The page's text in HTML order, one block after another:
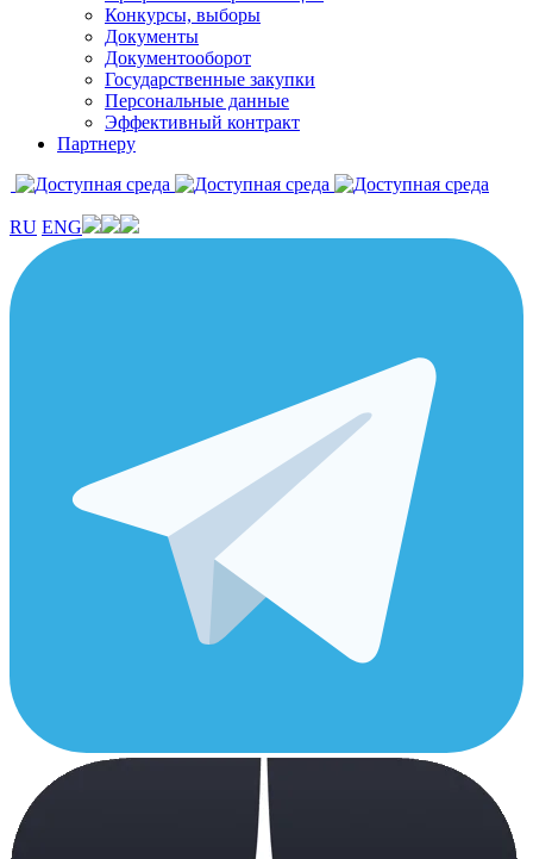
Конкурсы, выборы
Документы
Документооборот
Государственные закупки
Персональные данные
Эффективный контракт
Партнеру
RU ENG